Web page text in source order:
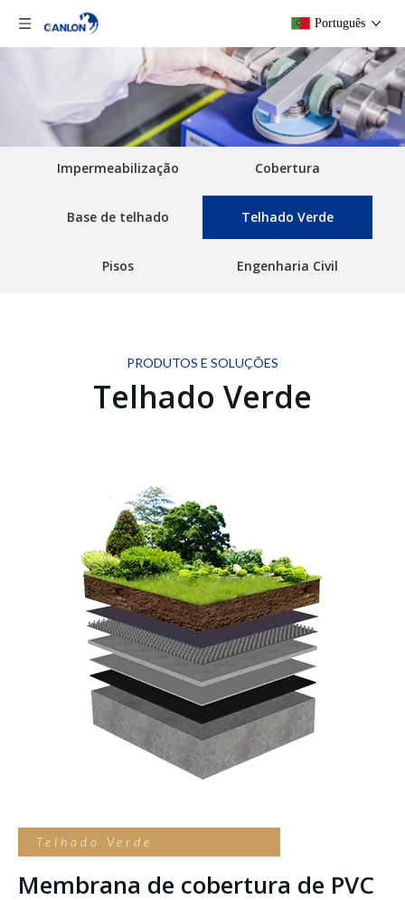
Português
Impermeabilização Cobertura
Base de telhado Telhado Verde
Pisos Engenharia Civil
PRODUTOS E SOLUÇÕES
Telhado Verde
Telhado Verde
Membrana de cobertura de PVC